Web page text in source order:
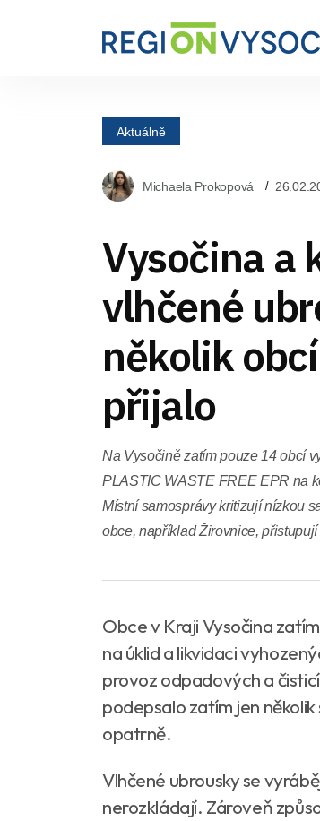
Aktuálně
Michaela Prokopová
Vysočina a
vlhčené
několik
přijalo
Na Vysočině zatím pouze 14 obcí
PLASTIC WASTE FREE EPR na
Místní samosprávy kritizují nízkou
obce, například Žirovnice,
Obce v Kraji Vysočina
na úklid a likvidaci
provoz odpadových a
podepsalo zatím jen
opatrně.
Vlhčené ubrousky se
nerozkládají. Zároveň